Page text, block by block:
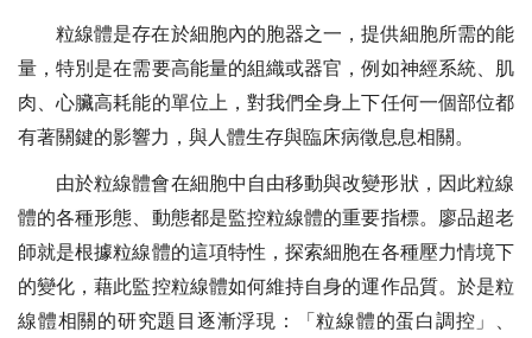
粒線體是存在於細胞內的胞器之一，提供細胞所需的能
量，特別是在需要高能量的組織或器官，例如神經系統、肌
肉、心臟高耗能的單位上，對我們全身上下任何一個部位都
有著關鍵的影響力，與人體生存與臨床病徵息息相關。
由於粒線體會在細胞中自由移動與改變形狀，因此粒線
體的各種形態、動態都是監控粒線體的重要指標。廖品超老
師就是根據粒線體的這項特性，探索細胞在各種壓力情境下
的變化，藉此監控粒線體如何維持自身的運作品質。於是粒
線體相關的研究題目逐漸浮現：「粒線體的蛋白調控」、